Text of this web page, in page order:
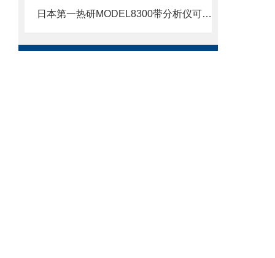
日本第一热研MODEL8300带分析仪可燃气体混合器北崎热卖